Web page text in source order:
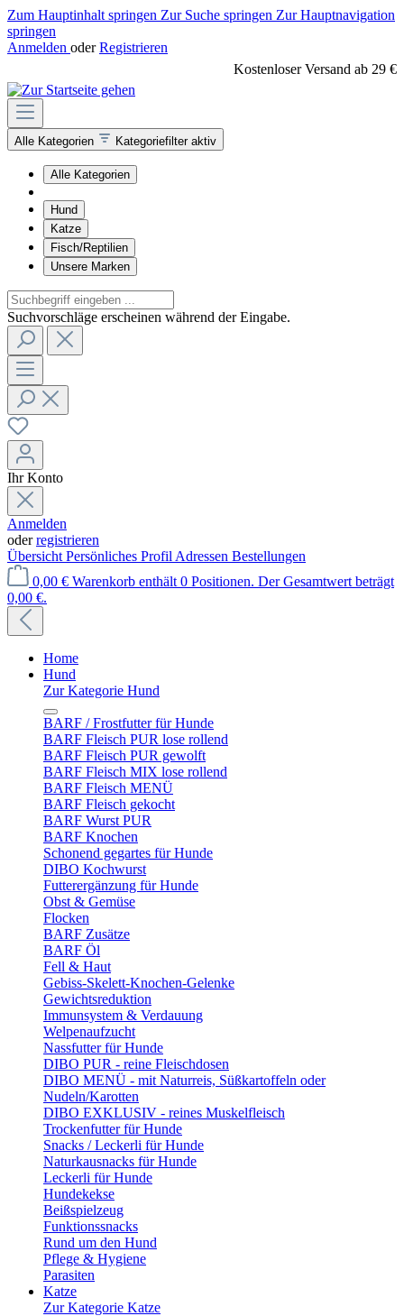
Zum Hauptinhalt springen Zur Suche springen Zur Hauptnavigation
springen
Anmelden oder Registrieren
Kostenloser Versand ab 29 €
Alle Kategorien Kategoriefilter aktiv
Alle Kategorien
Hund
Katze
Fisch/Reptilien
Unsere Marken
Suchvorschläge erscheinen während der Eingabe.
Ihr Konto
Anmelden
oderregistrieren
Übersicht Persönliches Profil Adressen Bestellungen
0,00 € Warenkorb enthält 0 Positionen. Der Gesamtwert beträgt
0,00 €.
Home
Hund
Zur Kategorie Hund
BARF / Frostfutter für Hunde
BARF Fleisch PUR lose rollend
BARF Fleisch PUR gewolft
BARF Fleisch MIX lose rollend
BARF Fleisch MENÜ
BARF Fleisch gekocht
BARF Wurst PUR
BARF Knochen
Schonend gegartes für Hunde
DIBO Kochwurst
Futterergänzung für Hunde
Obst & Gemüse
Flocken
BARF Zusätze
BARF Öl
Fell & Haut
Gebiss-Skelett-Knochen-Gelenke
Gewichtsreduktion
Immunsystem & Verdauung
Welpenaufzucht
Nassfutter für Hunde
DIBO PUR - reine Fleischdosen
DIBO MENÜ - mit Naturreis, Süßkartoffeln oder
Nudeln/Karotten
DIBO EXKLUSIV - reines Muskelfleisch
Trockenfutter für Hunde
Snacks / Leckerli für Hunde
Naturkausnacks für Hunde
Leckerli für Hunde
Hundekekse
Beißspielzeug
Funktionssnacks
Rund um den Hund
Pflege & Hygiene
Parasiten
Katze
Zur Kategorie Katze